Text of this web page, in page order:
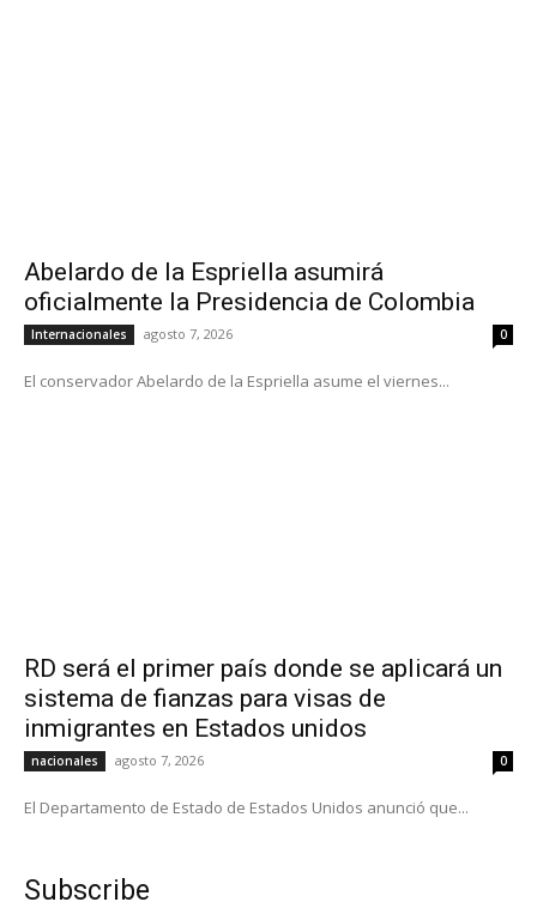
Abelardo de la Espriella asumirá
oficialmente la Presidencia de Colombia
Internacionales agosto 7, 2026 0
El conservador Abelardo de la Espriella asume el viernes...
RD será el primer país donde se aplicará un
sistema de fianzas para visas de
inmigrantes en Estados unidos
nacionales agosto 7, 2026 0
El Departamento de Estado de Estados Unidos anunció que...
Subscribe